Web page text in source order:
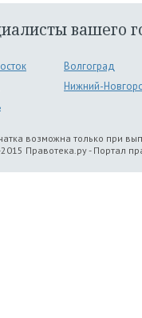
вашего
Волгоград
Нижний-
возможна только при
Правотека.ру - Портал